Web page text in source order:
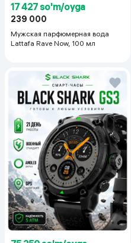
17 427 so'm/oyga
239 000
Мужская парфюмерная вода
Lattafa Rave Now, 100 мл